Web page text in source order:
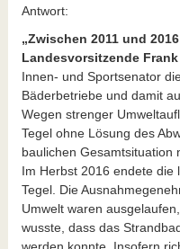
Antwort:
„Zwischen 2011 und
Landesvorsitzende Frank
Innen- und Sportsenator
Bäderbetriebe und damit
Wegen strenger
Tegel ohne Lösung des
baulichen Gesamtsituation
Im Herbst 2016 endete die
Tegel. Die
Umwelt waren
wusste, dass das